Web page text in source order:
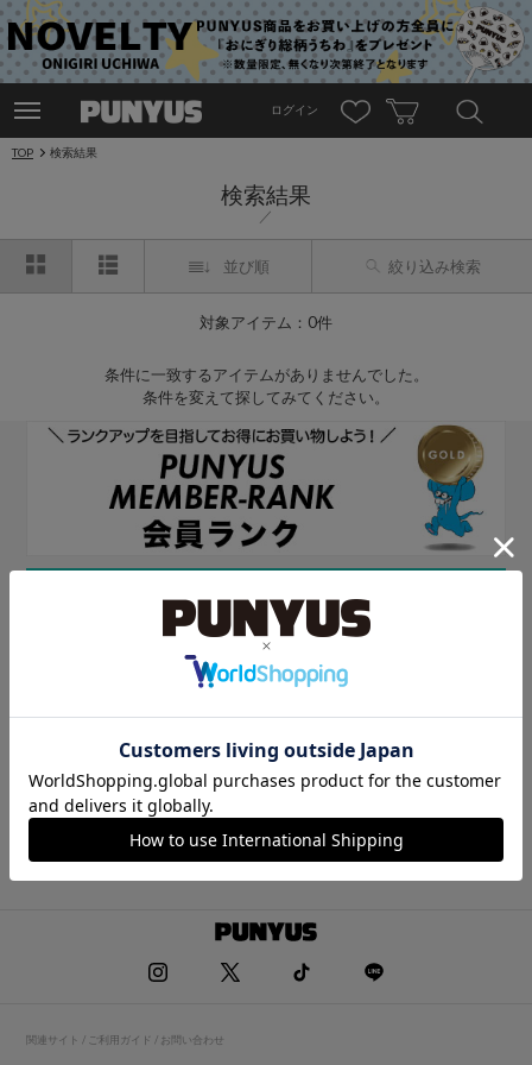
ログイン
TOP 検索結果
検索結果
並び順 絞り込み検索
対象アイテム：0件
条件に一致するアイテムがありませんでした。
条件を変えて探してみてください。
関連サイト / ご利用ガイド / お問い合わせ